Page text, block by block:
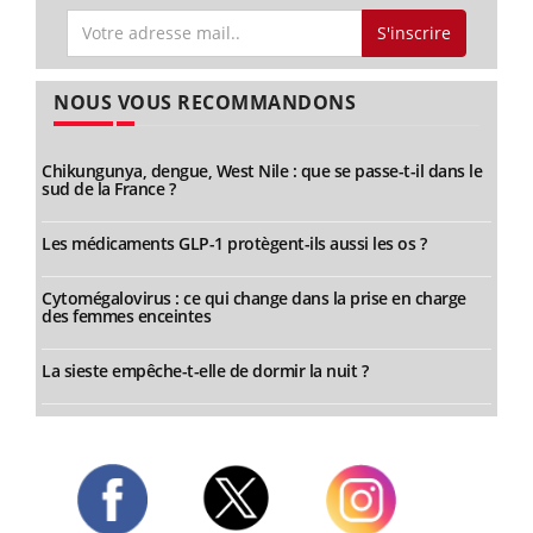
S'inscrire
NOUS VOUS RECOMMANDONS
Chikungunya, dengue, West Nile : que se passe-t-il dans le
sud de la France ?
Les médicaments GLP-1 protègent-ils aussi les os ?
Cytomégalovirus : ce qui change dans la prise en charge
des femmes enceintes
La sieste empêche-t-elle de dormir la nuit ?